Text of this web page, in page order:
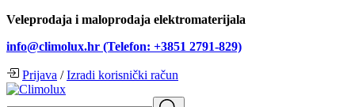
Veleprodaja i maloprodaja elektromaterijala
info@climolux.hr (Telefon: +3851 2791-829)
Prijava /Izradi korisnički račun